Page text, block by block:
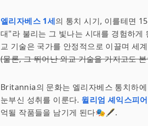
엘리자베스 1세의 통치 시기, 이를테면
대"라 불리는 그 빛나는 시대를 경험하게
교 기술은 국가를 안정적으로 이끌며
(물론, 그 뛰어난 외교 기술을 가지고도
Britannia의 문화는 엘리자베스 통치하
눈부신 성취를 이룬다. 윌리엄 셰익스피어
억될 작품들을 남기게 된다🎭🖋️.